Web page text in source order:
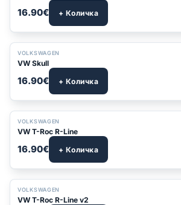
16.90€ + Количка
VOLKSWAGEN
VW Skull
16.90€ + Количка
VOLKSWAGEN
VW T-Roc R-Line
16.90€ + Количка
VOLKSWAGEN
VW T-Roc R-Line v2